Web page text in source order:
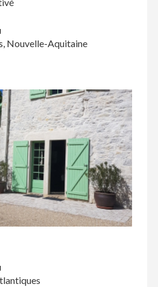
Nouvelle-Aquitaine